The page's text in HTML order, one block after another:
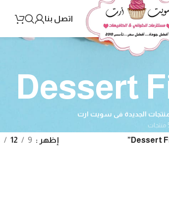
اتصل بنا
Dessert
الجديدة فى سويت ارت
إظهر 9
12